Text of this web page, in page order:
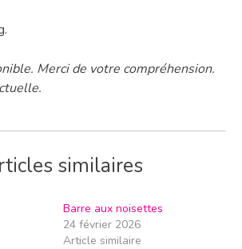
Merci de votre compréhension.
similaires
Barre aux noisettes
24 février 2026
Article similaire